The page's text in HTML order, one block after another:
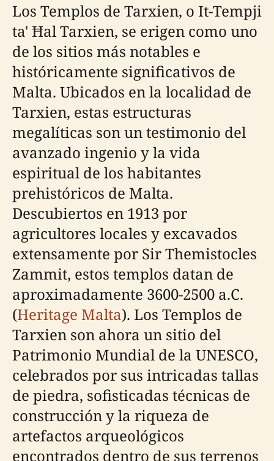
Los Templos de Tarxien, o It-Tempji
ta' Ħal Tarxien, se erigen como uno
de los sitios más notables e
históricamente significativos de
Malta. Ubicados en la localidad de
Tarxien, estas estructuras
megalíticas son un testimonio del
avanzado ingenio y la vida
espiritual de los habitantes
prehistóricos de Malta.
Descubiertos en 1913 por
agricultores locales y excavados
extensamente por Sir Themistocles
Zammit, estos templos datan de
aproximadamente 3600-2500 a.C.
(Heritage Malta). Los Templos de
Tarxien son ahora un sitio del
Patrimonio Mundial de la UNESCO,
celebrados por sus intricadas tallas
de piedra, sofisticadas técnicas de
construcción y la riqueza de
artefactos arqueológicos
encontrados dentro de sus terrenos